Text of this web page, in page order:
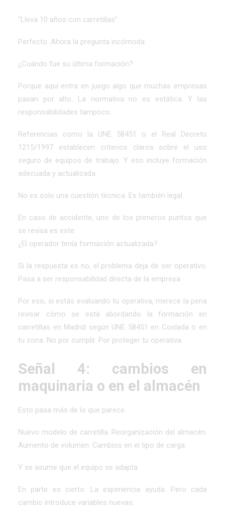
“Lleva 10 años con carretillas”.
Perfecto. Ahora la pregunta incómoda.
¿Cuándo fue su última formación?
Porque aquí entra en juego algo que muchas empresas
pasan por alto. La normativa no es estática. Y las
responsabilidades tampoco.
Referencias como la UNE 58451 o el Real Decreto
1215/1997 establecen criterios claros sobre el uso
seguro de equipos de trabajo. Y eso incluye formación
adecuada y actualizada.
No es solo una cuestión técnica. Es también legal.
En caso de accidente, uno de los primeros puntos que
se revisa es este:
¿El operador tenía formación actualizada?
Si la respuesta es no, el problema deja de ser operativo.
Pasa a ser responsabilidad directa de la empresa.
Por eso, si estás evaluando tu operativa, merece la pena
revisar cómo se está abordando la formación en
carretillas en Madrid según UNE 58451 en Coslada o en
tu zona. No por cumplir. Por proteger tu operativa.
Señal 4: cambios en
maquinaria o en el almacén
Esto pasa más de lo que parece.
Nuevo modelo de carretilla. Reorganización del almacén.
Aumento de volumen. Cambios en el tipo de carga.
Y se asume que el equipo se adapta.
En parte es cierto. La experiencia ayuda. Pero cada
cambio introduce variables nuevas: